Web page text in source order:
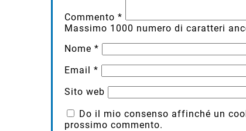
Commento *
Massimo 1000 numero di caratteri
Nome *
Email *
Sito web
Do il mio consenso affinché un
prossimo commento.